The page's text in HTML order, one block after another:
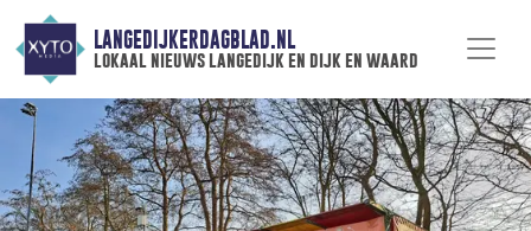
LANGEDIJKERDAGBLAD.NL
lokaal nieuws langedijk en dijk en waard